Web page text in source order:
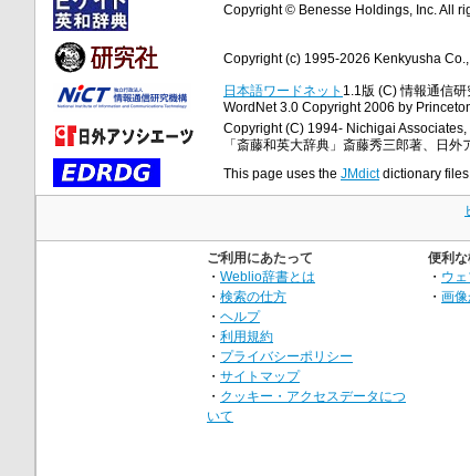
Copyright © Benesse Holdings, Inc. All
Copyright (c) 1995-2026 Kenkyusha Co.,
日本語ワードネット 1.1版 (C) 情報通信
WordNet 3.0 Copyright 2006 by
Copyright (C) 1994- Nichigai Associates,
「斎藤和英大辞典」斎藤秀三郎著、日
This page uses the JMdictdictionary
ご利用にあたって
・ Weblio辞書とは
・ 検索の仕方
・ ヘルプ
・ 利用規約
・ プライバシーポリシー
・ サイトマップ
・ クッキー・アクセスデータにつ
いて
便利
・ ウ
・ 画